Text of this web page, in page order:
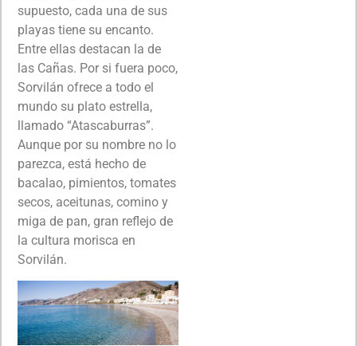
supuesto, cada una de sus
playas tiene su encanto.
Entre ellas destacan la de
las Cañas. Por si fuera poco,
Sorvilán ofrece a todo el
mundo su plato estrella,
llamado “Atascaburras”.
Aunque por su nombre no lo
parezca, está hecho de
bacalao, pimientos, tomates
secos, aceitunas, comino y
miga de pan, gran reflejo de
la cultura morisca en
Sorvilán.